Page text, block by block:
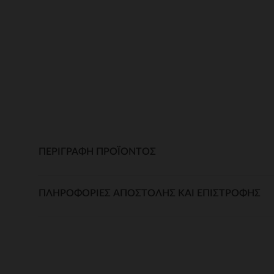
ΠΕΡΙΓΡΑΦΉ ΠΡΟΪΌΝΤΟΣ
ΠΛΗΡΟΦΟΡΊΕΣ ΑΠΟΣΤΟΛΉΣ ΚΑΙ ΕΠΙΣΤΡΟΦΉΣ